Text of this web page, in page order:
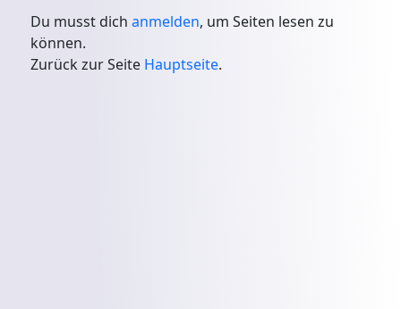
Du musst dichanmelden, um Seiten lesen zu
können.
Zurück zur Seite Hauptseite.